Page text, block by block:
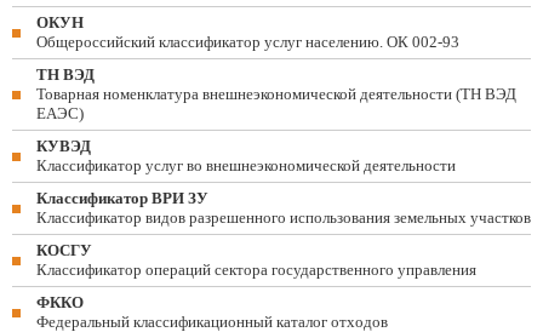
ОКУН
Общероссийский классификатор услуг населению. ОК 002-93
ТН ВЭД
Товарная номенклатура внешнеэкономической деятельности (ТН ВЭД
ЕАЭС)
КУВЭД
Классификатор услуг во внешнеэкономической деятельности
Классификатор ВРИ ЗУ
Классификатор видов разрешенного использования земельных участков
КОСГУ
Классификатор операций сектора государственного управления
ФККО
Федеральный классификационный каталог отходов